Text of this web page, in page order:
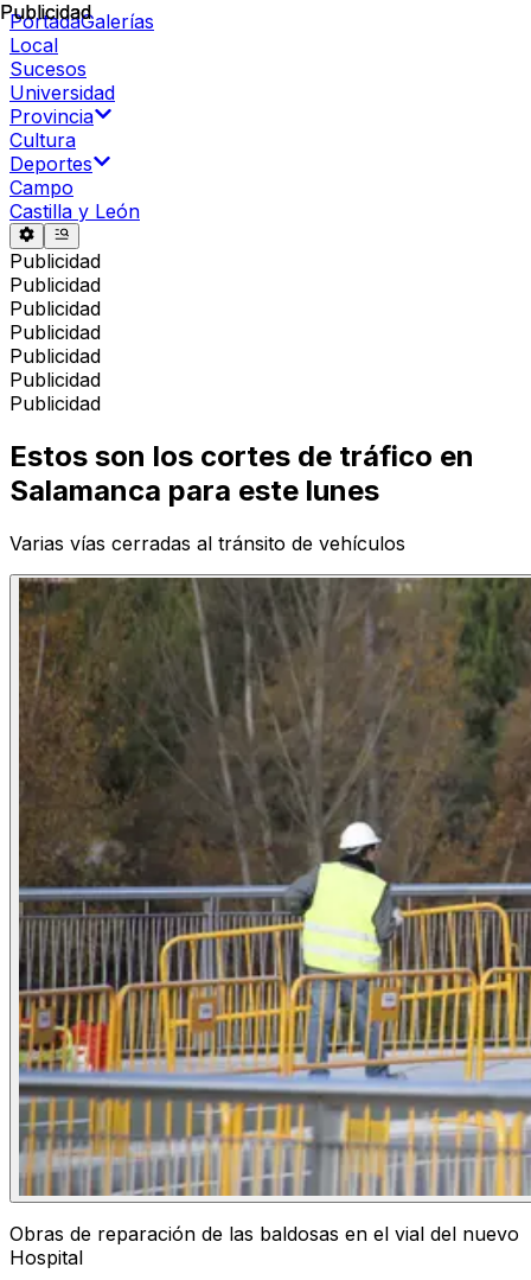
PortadaGalerías
Local
Sucesos
Universidad
Provincia
Cultura
Deportes
Campo
Castilla y León
Publicidad
Publicidad
Publicidad
Publicidad
Publicidad
Publicidad
Publicidad
Publicidad
Estos son los cortes de tráfico en
Salamanca para este lunes
Varias vías cerradas al tránsito de vehículos
Obras de reparación de las baldosas en el vial del nuevo
Hospital
Publicidad